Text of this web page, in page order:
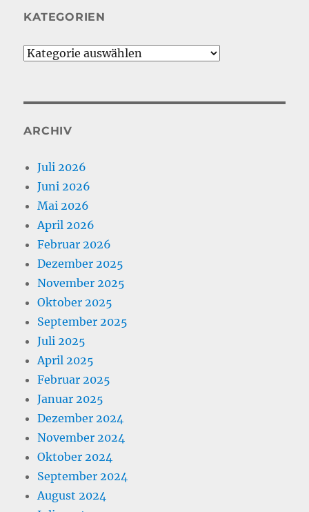
KATEGORIEN
Kategorien
ARCHIV
Juli 2026
Juni 2026
Mai 2026
April 2026
Februar 2026
Dezember 2025
November 2025
Oktober 2025
September 2025
Juli 2025
April 2025
Februar 2025
Januar 2025
Dezember 2024
November 2024
Oktober 2024
September 2024
August 2024